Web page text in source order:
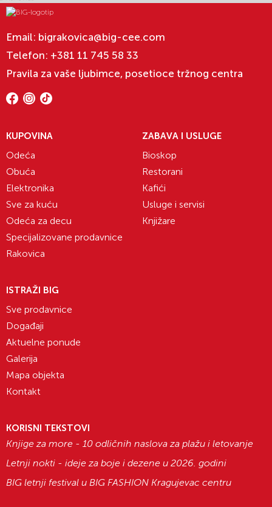
Email: bigrakovica@big-cee.com
Telefon: +381 11 745 58 33
Pravila za vaše ljubimce, posetioce tržnog centra
KUPOVINA
Odeća
Obuća
Elektronika
Sve za kuću
Odeća za decu
Specijalizovane prodavnice
Rakovica
ZABAVA I USLUGE
Bioskop
Restorani
Kafići
Usluge i servisi
Knjižare
ISTRAŽI BIG
Sve prodavnice
Događaji
Aktuelne ponude
Galerija
Mapa objekta
Kontakt
KORISNI TEKSTOVI
Knjige za more - 10 odličnih naslova za plažu i letovanje
Letnji nokti - ideje za boje i dezene u 2026. godini
BIG letnji festival u BIG FASHION Kragujevac centru